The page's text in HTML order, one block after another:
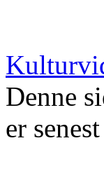
Denne
er